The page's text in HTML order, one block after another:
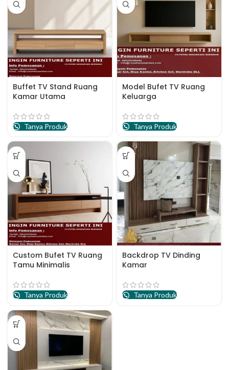
Buffet TV Stand Ruang
Kamar Utama
Tanya Produk
Model Bufet TV Ruang
Keluarga
Tanya Produk
Custom Bufet TV Ruang
Tamu Minimalis
Tanya Produk
Backdrop TV Dinding
Kamar
Tanya Produk